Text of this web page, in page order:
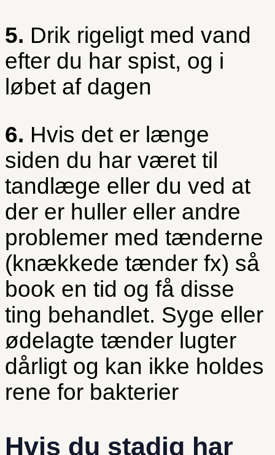
5. Drik rigeligt med vand
efter du har spist, og i
løbet af dagen
6. Hvis det er længe
siden du har været til
tandlæge eller du ved at
der er huller eller andre
problemer med tænderne
(knækkede tænder fx) så
book en tid og få disse
ting behandlet. Syge eller
ødelagte tænder lugter
dårligt og kan ikke holdes
rene for bakterier
Hvis du stadig har